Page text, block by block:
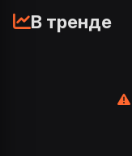
В тренде